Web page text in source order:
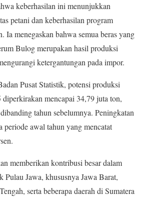
keberhasilan ini menunjukkan
petani dan keberhasilan program
Ia menegaskan bahwa semua beras yang
Bulog merupakan hasil produksi
ketergantungan pada impor.
Pusat Statistik, potensi produksi
mencapai 34,79 juta ton,
tahun sebelumnya. Peningkatan
periode awal tahun yang mencatat
memberikan kontribusi besar dalam
Pulau Jawa, khususnya Jawa Barat,
serta beberapa daerah di Sumatera